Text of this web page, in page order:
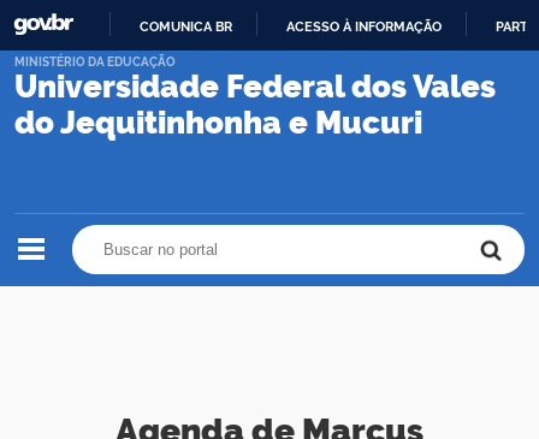
PARA
CONTEÚDO
COMUNICA BR ACESSO À INFORMAÇÃO
Universidade Federal dos Vales
do Jequitinhonha e Mucuri
MINISTÉRIO DA EDUCAÇÃO
Agenda de Marcus